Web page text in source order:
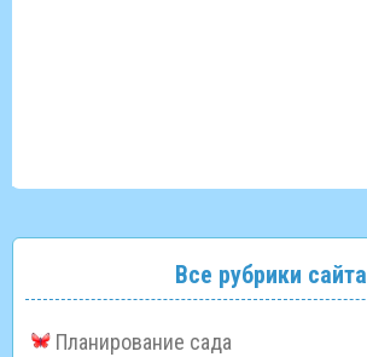
Все рубрики сайта
Планирование сада